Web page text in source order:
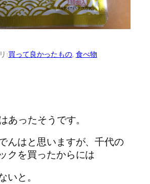
:買って良かったもの, 食べ物
ったそうです。
んはと思いますが、千代の
クを買ったからには
いと。